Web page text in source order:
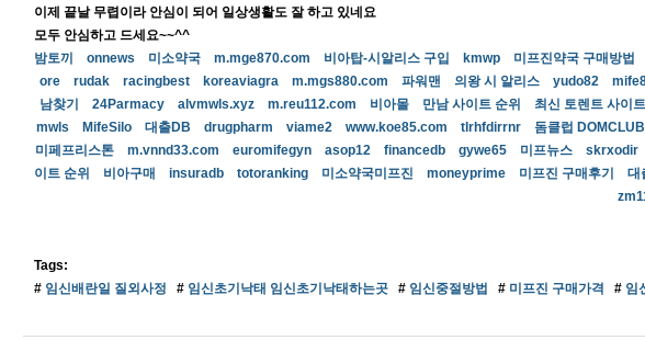
이제 끝날 무렵이라 안심이 되어 일상생활도 잘 하고 있네요
모두 안심하고 드세요~~^^
밤토끼
onnews 미소약국 m.mge870.com 비아탑-시알리스 구입 kmwp 미프진약국 구매방법
ore
rudak racingbest koreaviagra m.mgs880.com 파워맨 의왕 시 알리스 yudo82
남찾기
24Parmacy alvmwls.xyz m.reu112.com 비아몰 만남 사이트 순위 최신 토렌트 사이
mwls
MifeSilo 대출DB drugpharm viame2 www.koe85.com tlrhfdirrnr 돔클럽
미페프리스톤
m.vnnd33.com euromifegyn asop12 financedb gywe65 미프뉴스 skrxodir
이트 순위
비아구매 insuradb totoranking 미소약국미프진 moneyprime 미프진 구매후기 대
Tags:
#임신배란일 질외사정 #임신초기낙태 임신초기낙태하는곳#임신중절방법 #미­프진 구매가격 #임